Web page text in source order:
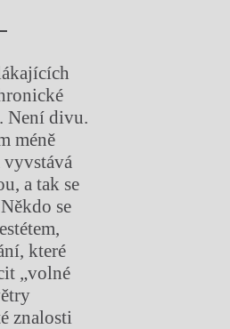
Není divu.
méně
a tak se
se
které
„volné
znalosti